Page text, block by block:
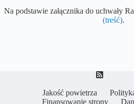
Na podstawie załącznika do uchwały
(treść).
Jakość powietrza
Finansowanie strony